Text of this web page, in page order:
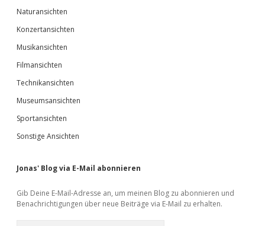
Naturansichten
Konzertansichten
Musikansichten
Filmansichten
Technikansichten
Museumsansichten
Sportansichten
Sonstige Ansichten
Jonas' Blog via E-Mail abonnieren
Gib Deine E-Mail-Adresse an, um meinen Blog zu abonnieren und
Benachrichtigungen über neue Beiträge via E-Mail zu erhalten.